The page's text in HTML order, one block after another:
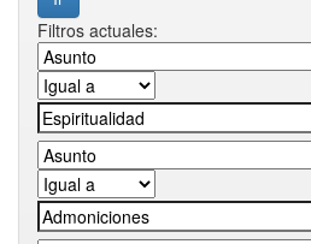
Filtros actuales: